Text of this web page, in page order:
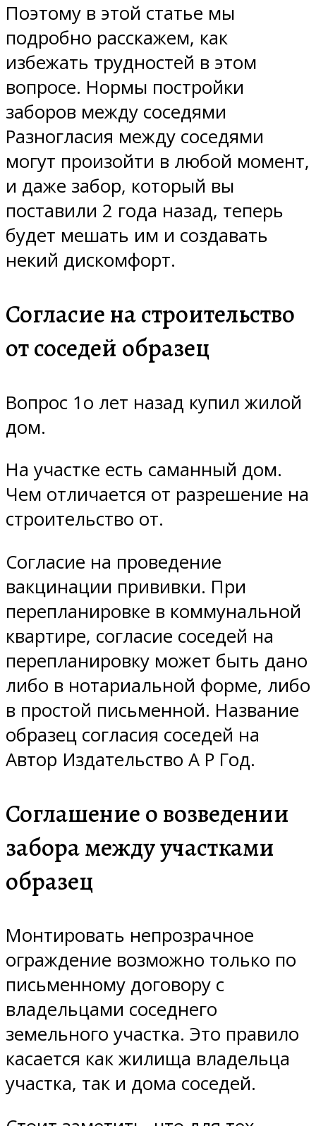
Поэтому в этой статье мы
подробно расскажем, как
избежать трудностей в этом
вопросе. Нормы постройки
заборов между соседями
Разногласия между соседями
могут произойти в любой момент,
и даже забор, который вы
поставили 2 года назад, теперь
будет мешать им и создавать
некий дискомфорт.
Согласие на строительство
от соседей образец
Вопрос 1о лет назад купил жилой
дом.
На участке есть саманный дом.
Чем отличается от разрешение на
строительство от.
Согласие на проведение
вакцинации прививки. При
перепланировке в коммунальной
квартире, согласие соседей на
перепланировку может быть дано
либо в нотариальной форме, либо
в простой письменной. Название
образец согласия соседей на
Автор Издательство A P Год.
Соглашение о возведении
забора между участками
образец
Монтировать непрозрачное
ограждение возможно только по
письменному договору с
владельцами соседнего
земельного участка. Это правило
касается как жилища владельца
участка, так и дома соседей.